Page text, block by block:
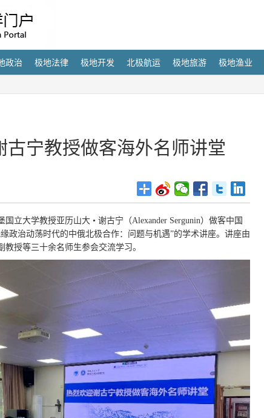
政治 极地法律 极地开发 北极航运 极地旅游 极地渔业
宁教授做客海外名师讲堂
立大学教授亚历山大 • 谢古宁（Alexander Sergunin）做客中国
政治动荡时代的中俄北极合作：问题与机遇”的学术讲座。讲座由
授等三十余名师生参会交流学习。